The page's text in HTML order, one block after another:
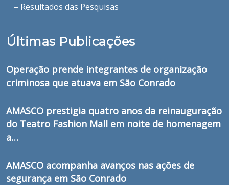
– Resultados das Pesquisas
Últimas Publicações
Operação prende integrantes de organização
criminosa que atuava em São Conrado
AMASCO prestigia quatro anos da reinauguração
do Teatro Fashion Mall em noite de homenagem
a…
AMASCO acompanha avanços nas ações de
segurança em São Conrado